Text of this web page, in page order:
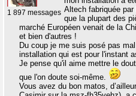
1 897 messages Altech fabriquée
que la plupart des
marché Européen venait de la
et bien d'autres !
Du coup je me suis posé pas
installation qui est pour l'instant
Je pense qu'il aime mettre le
que l'on doute soi-même.
Vous avez du bon matos,